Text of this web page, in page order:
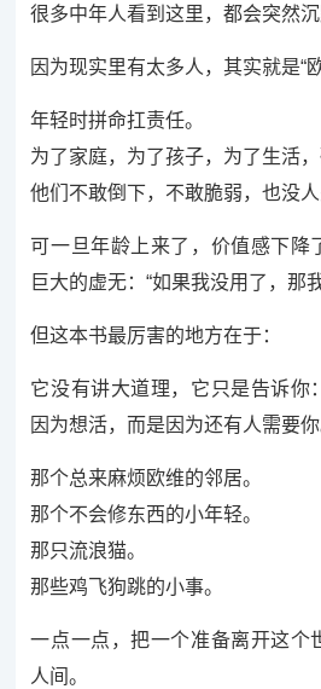
很多中年人看到这里，都会突然沉
因为现实里有太多人，其实就是“欧
年轻时拼命扛责任。
为了家庭，为了孩子，为了生活，
他们不敢倒下，不敢脆弱，也没人
可一旦年龄上来了，价值感下降
巨大的虚无：“如果我没用了，那
但这本书最厉害的地方在于：
它没有讲大道理，它只是告诉你
因为想活，而是因为还有人需要你
那个总来麻烦欧维的邻居。
那个不会修东西的小年轻。
那只流浪猫。
那些鸡飞狗跳的小事。
一点一点，把一个准备离开这个
人间。